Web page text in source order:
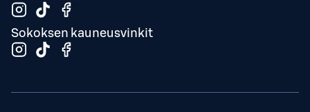
Sokoksen kauneusvinkit